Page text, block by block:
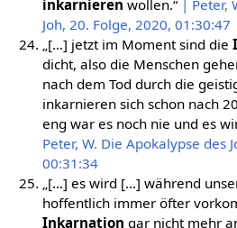
inkarnieren wollen.“ | Peter,
Joh, 20. Folge, 2020, 01:30:47
„[…] jetzt im Moment sind die
dicht, also die Menschen
nach dem Tod durch die
inkarnieren sich schon nach
eng war es noch nie und es
Peter, W. Die Apokalypse des
00:31:34
„[…] es wird […] während
hoffentlich immer öfter
Inkarnation gar nicht mehr